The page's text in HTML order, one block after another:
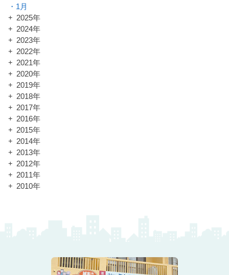
1月
2025年
2024年
2023年
2022年
2021年
2020年
2019年
2018年
2017年
2016年
2015年
2014年
2013年
2012年
2011年
2010年